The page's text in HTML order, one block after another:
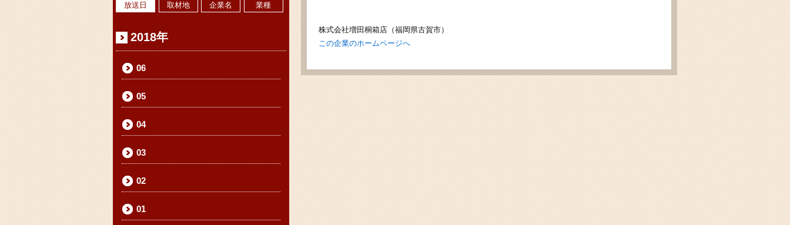
放送日 取材地 企業名 業種
2018年
06
05
04
03
02
01
株式会社増田桐箱店（福岡県古賀市）
この企業のホームページへ